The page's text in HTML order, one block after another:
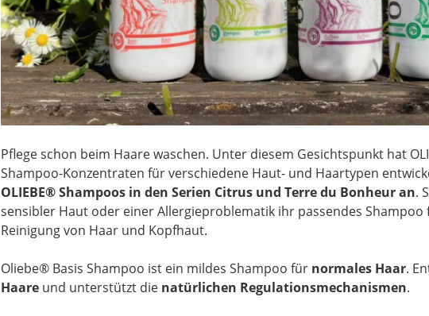
Pflege schon beim Haare waschen. Unter diesem Gesichtspunkt hat
Shampoo-Konzentraten für verschiedene Haut- und Haartypen
OLIEBE® Shampoos in den Serien Citrus und Terre du Bonheur an.
sensibler Haut oder einer Allergieproblematik ihr passendes
Reinigung von Haar und Kopfhaut.
Oliebe® Basis Shampoo ist ein mildes Shampoo für normales Haar.
Haare und unterstützt die natürlichen Regulationsmechanismen.